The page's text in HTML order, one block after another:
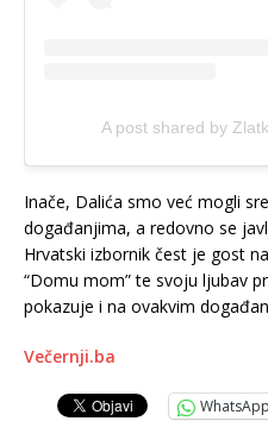
A post shared by
Inače, Dalića smo već mogli
događanjima, a redovno se
Hrvatski izbornik čest je gost
“Domu mom” te svoju ljubav
pokazuje i na ovakvim
Večernji.ba
WhatsApp